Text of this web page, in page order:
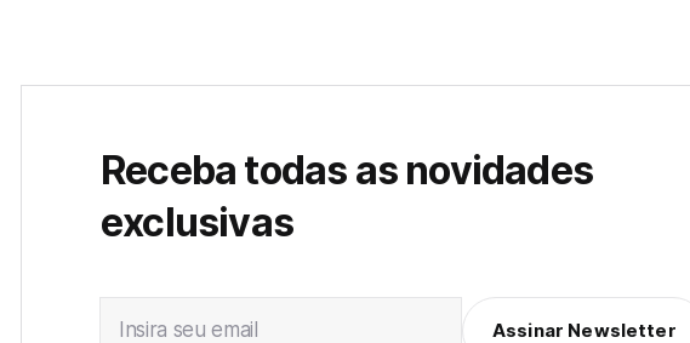
Receba todas as novidades
exclusivas
Insira seu email Assinar Newsletter